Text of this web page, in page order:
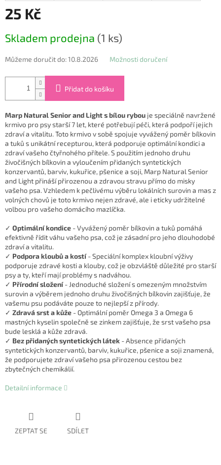
25 Kč
cena:
Skladem prodejna (1 ks)
Můžeme doručit do:10.8.2026 Možnosti doručení
Přidat do košíku
Marp Natural Senior and Light s bílou rybou je speciálně navržené
krmivo pro psy starší 7 let, které potřebují péči, která podpoří jejich
zdraví a vitalitu. Toto krmivo v sobě spojuje vyvážený poměr bílkovin
a tuků s unikátní recepturou, která podporuje optimální kondici a
zdraví vašeho čtyřnohého přítele. S použitím jednoho druhu
živočišných bílkovin a vyloučením přidaných syntetických
konzervantů, barviv, kukuřice, pšenice a soji, Marp Natural Senior
and Light přináší přirozenou a zdravou stravu přímo do misky
vašeho psa. Vzhledem k pečlivému výběru lokálních surovin a mas z
volných chovů je toto krmivo nejen zdravé, ale i eticky udržitelné
volbou pro vašeho domácího mazlíčka.
✓ Optimální kondice - Vyvážený poměr bílkovin a tuků pomáhá
efektivně řídit váhu vašeho psa, což je zásadní pro jeho dlouhodobé
zdraví a vitalitu.
✓ Podpora kloubů a kostí- Speciální komplex kloubní výživy
podporuje zdravé kosti a klouby, což je obzvláště důležité pro starší
psy a ty, kteří mají problémy s nadváhou.
✓ Přírodní složení- Jednoduché složení s omezeným množstvím
surovin a výběrem jednoho druhu živočišných bílkovin zajišťuje, že
vašemu psu podáváte pouze to nejlepší z přírody.
✓ Zdravá srst a kůže - Optimální poměr Omega 3 a Omega 6
mastných kyselin společně se zinkem zajišťuje, že srst vašeho psa
bude lesklá a kůže zdravá.
✓ Bez přidaných syntetických látek - Absence přidaných
syntetických konzervantů, barviv, kukuřice, pšenice a soji znamená,
že podporujete zdraví vašeho psa přirozenou cestou bez
zbytečných chemikálií.
Detailní informace
ZEPTAT SE SDÍLET